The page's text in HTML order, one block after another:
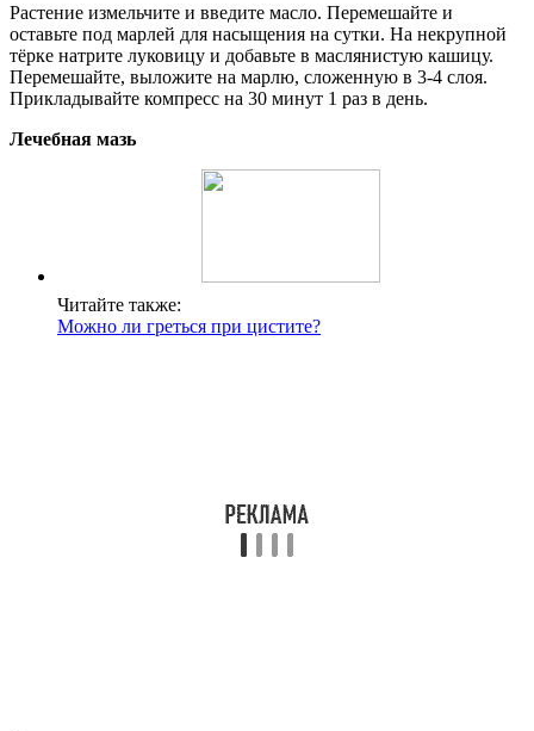
Растение измельчите и введите масло. Перемешайте и
оставьте под марлей для насыщения на сутки. На некрупной
тёрке натрите луковицу и добавьте в маслянистую кашицу.
Перемешайте, выложите на марлю, сложенную в 3-4 слоя.
Прикладывайте компресс на 30 минут 1 раз в день.
Лечебная мазь
Читайте также:
Можно ли греться при цистите?